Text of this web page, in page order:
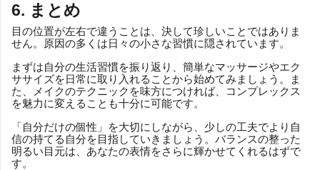
6. まとめ
目の位置が左右で違うことは、決して珍しいことではありま
せん。原因の多くは日々の小さな習慣に隠されています。
まずは自分の生活習慣を振り返り、簡単なマッサージやエク
ササイズを日常に取り入れることから始めてみましょう。ま
た、メイクのテクニックを味方につければ、コンプレックス
を魅力に変えることも十分に可能です。
「自分だけの個性」を大切にしながら、少しの工夫でより自
信の持てる自分を目指していきましょう。バランスの整った
明るい目元は、あなたの表情をさらに輝かせてくれるはずで
す。